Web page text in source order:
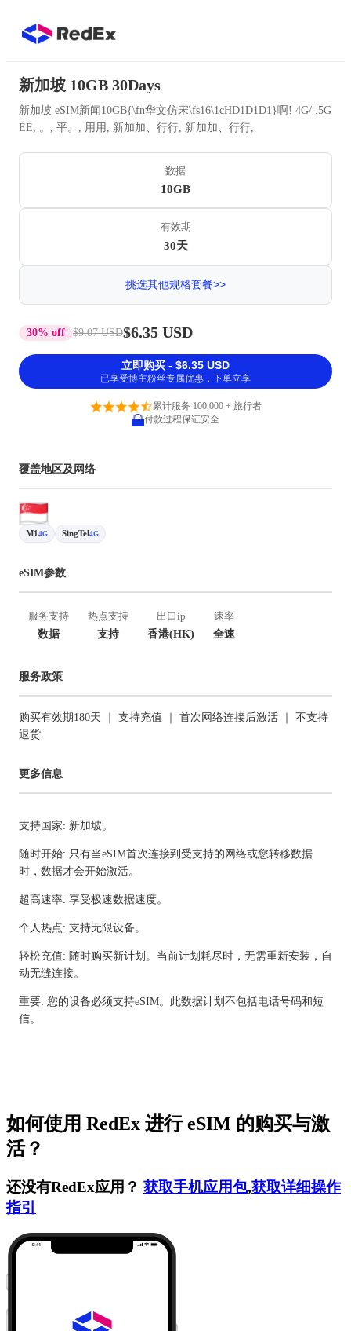
新加坡 10GB 30Days
新加坡 eSIM新闻10GB{\fn华文仿宋\fs16\1cHD1D1D1}啊! 4G/ .5G
ËË, 。, 平。, 用用, 新加加、行行, 新加加、行行,
数据
10GB
有效期
30天
挑选其他规格套餐>>
30% off $9.07 USD$6.35 USD
立即购买 - $6.35 USD
已享受博主粉丝专属优惠，下单立享
累计服务 100,000 + 旅行者
付款过程保证安全
覆盖地区及网络
M1 4G SingTel4G
eSIM参数
服务支持
数据
热点支持
支持
出口ip
香港(HK)
速率
全速
服务政策
购买有效期180天 ｜ 支持充值 ｜ 首次网络连接后激活 ｜ 不支持
退货
更多信息
支持国家: 新加坡。
随时开始: 只有当eSIM首次连接到受支持的网络或您转移数据
时，数据才会开始激活。
超高速率: 享受极速数据速度。
个人热点: 支持无限设备。
轻松充值: 随时购买新计划。当前计划耗尽时，无需重新安装，自
动无缝连接。
重要: 您的设备必须支持eSIM。此数据计划不包括电话号码和短
信。
如何使用 RedEx 进行 eSIM 的购买与激
活？
还没有RedEx应用？ 获取手机应用包,获取详细操作
指引